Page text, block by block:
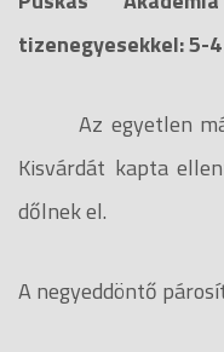
tizenegyesekkel: 5-4
Az egyetlen
Kisvárdát kapta
dőlnek el.
A negyeddöntő